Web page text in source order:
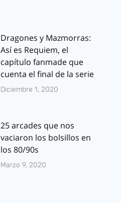
Dragones y Mazmorras:
Así es Requiem, el
capítulo fanmade que
cuenta el final de la serie
Diciembre 1, 2020
25 arcades que nos
vaciaron los bolsillos en
los 80/90s
Marzo 9, 2020